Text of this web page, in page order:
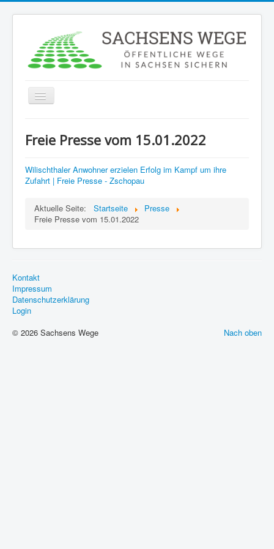
Navigation
an/aus
Karte
Ziele
Weg melden
Recht
Presse
Freie Presse vom 15.01.2022
Wilischthaler Anwohner erzielen Erfolg im Kampf um ihre
Zufahrt | Freie Presse - Zschopau
Aktuelle Seite: Startseite
Presse
Freie Presse vom 15.01.2022
Kontakt
Impressum
Datenschutzerklärung
Login
Nach oben
© 2026 Sachsens Wege